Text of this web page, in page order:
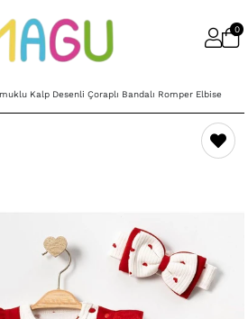
0
Kalp Desenli Çoraplı Bandalı Romper Elbise